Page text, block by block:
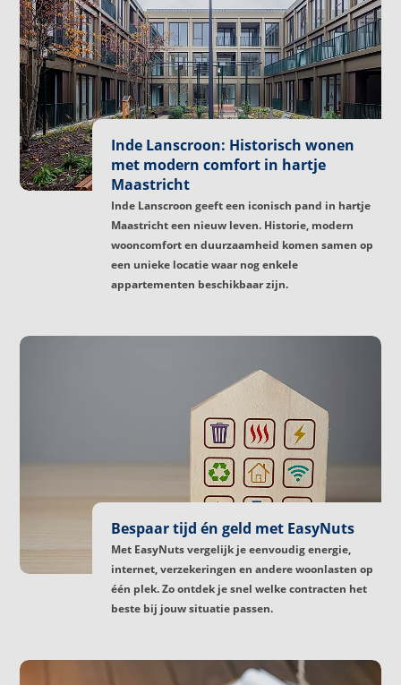
Inde Lanscroon: Historisch wonen
met modern comfort in hartje
Maastricht
Inde Lanscroon geeft een iconisch pand in hartje
Maastricht een nieuw leven. Historie, modern
wooncomfort en duurzaamheid komen samen op
een unieke locatie waar nog enkele
appartementen beschikbaar zijn.
Bespaar tijd én geld met EasyNuts
Met EasyNuts vergelijk je eenvoudig energie,
internet, verzekeringen en andere woonlasten op
één plek. Zo ontdek je snel welke contracten het
beste bij jouw situatie passen.